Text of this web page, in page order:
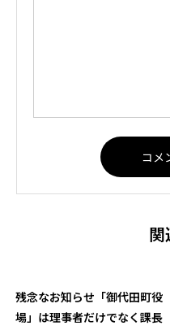
残念なお知らせ「御代田町役
場」は理事者だけでなく課長